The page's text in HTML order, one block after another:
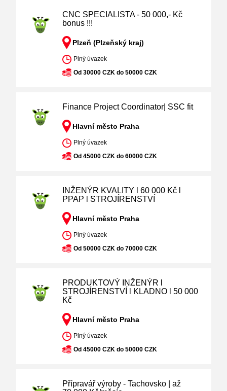
CNC SPECIALISTA - 50 000,- Kč
bonus !!!
Plzeň (Plzeňský kraj)
Plný úvazek
Od 30000 CZK do 50000 CZK
Finance Project Coordinator| SSC fit
Hlavní město Praha
Plný úvazek
Od 45000 CZK do 60000 CZK
INŽENÝR KVALITY l 60 000 Kč l
PPAP l STROJÍRENSTVÍ
Hlavní město Praha
Plný úvazek
Od 50000 CZK do 70000 CZK
PRODUKTOVÝ INŽENÝR l
STROJÍRENSTVÍ l KLADNO l 50 000
Kč
Hlavní město Praha
Plný úvazek
Od 45000 CZK do 50000 CZK
Přípravář výroby - Tachovsko | až